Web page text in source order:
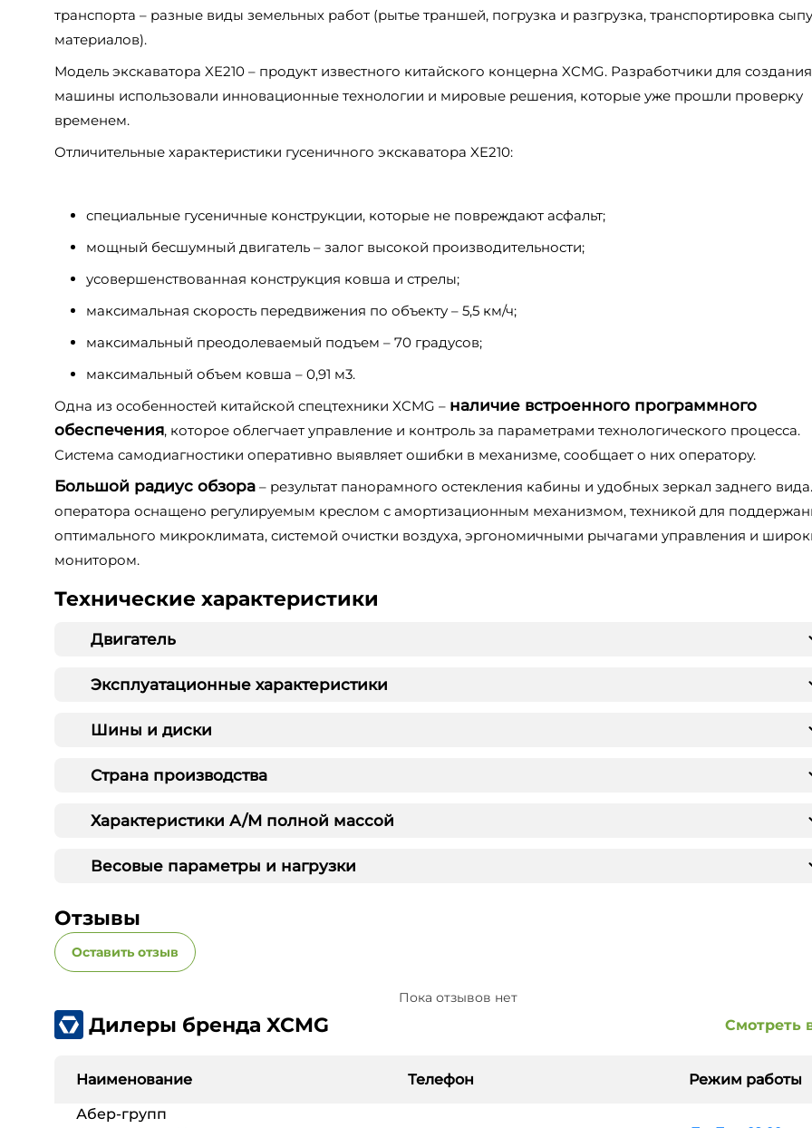
транспорта – разные виды земельных работ (рытье траншей, погрузка и разгрузка, транспортировка
материалов).
Модель экскаватора XE210 – продукт известного китайского концерна XCMG. Разработчики для создания
машины использовали инновационные технологии и мировые решения, которые уже прошли проверку
временем.
Отличительные характеристики гусеничного экскаватора XE210:
специальные гусеничные конструкции, которые не повреждают асфальт;
мощный бесшумный двигатель – залог высокой производительности;
усовершенствованная конструкция ковша и стрелы;
максимальная скорость передвижения по объекту – 5,5 км/ч;
максимальный преодолеваемый подъем – 70 градусов;
максимальный объем ковша – 0,91 м3.
Одна из особенностей китайской спецтехники XCMG – наличие встроенного программного
обеспечения, которое облегчает управление и контроль за параметрами технологического процесса.
Система самодиагностики оперативно выявляет ошибки в механизме, сообщает о них оператору.
Большой радиус обзора – результат панорамного остекления кабины и удобных зеркал заднего
оператора оснащено регулируемым креслом с амортизационным механизмом, техникой для
оптимального микроклимата, системой очистки воздуха, эргономичными рычагами управления и
монитором.
Технические характеристики
Двигатель
Эксплуатационные характеристики
Шины и диски
Страна производства
Характеристики А/М полной массой
Весовые параметры и нагрузки
Отзывы
Оставить отзыв
Пока отзывов нет
Дилеры бренда XCMG Смотреть
Наименование Телефон
Режим работы
Абер-групп